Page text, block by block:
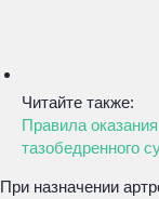
Читайте также:
Правила
тазобедренного
При назначении